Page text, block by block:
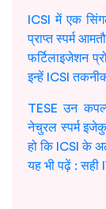
ICSI में एक
प्राप्त स्पर्म
फर्टिलाइजेशन
इन्हें ICSI
TESE उन
नेचुरल स्पर्म
हो कि ICSI के
यह भी पढ़ें :सही